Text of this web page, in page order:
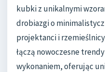
kubki z unikalnymi
drobiazgi o
projektanci i
łączą nowoczesne
wykonaniem, oferując